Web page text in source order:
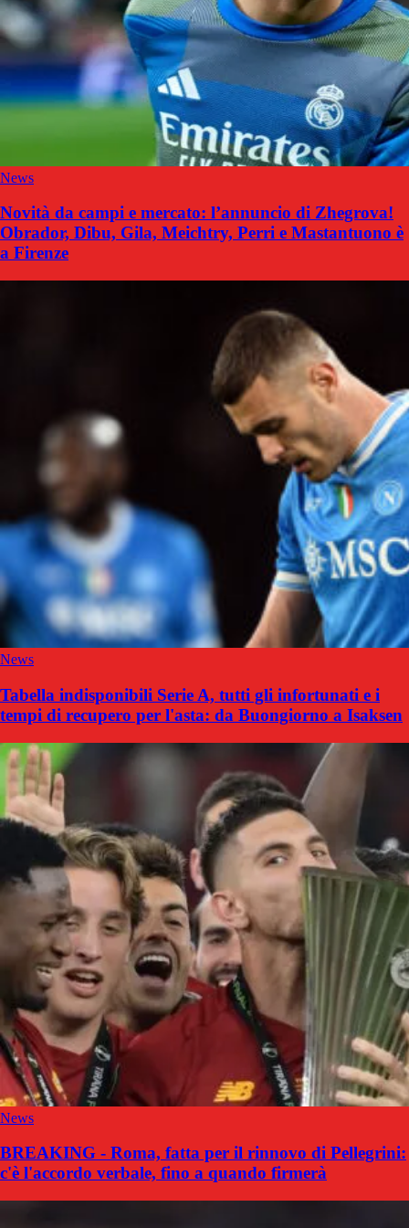
News
Novità da campi e mercato: l’annuncio di Zhegrova!
Obrador, Dibu, Gila, Meichtry, Perri e Mastantuono è
a Firenze
News
Tabella indisponibili Serie A, tutti gli infortunati e i
tempi di recupero per l'asta: da Buongiorno a Isaksen
News
BREAKING - Roma, fatta per il rinnovo di Pellegrini:
c'è l'accordo verbale, fino a quando firmerà